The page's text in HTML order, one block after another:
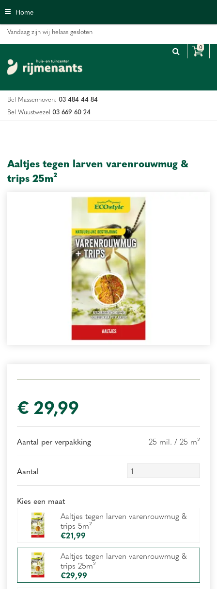
n
n
n
Home
Vandaag zijn wij helaas gesloten
Bel Massenhoven: 03 484 44 84
Bel Wuustwezel 03 669 60 24
Aaltjes tegen larven varenrouwmug &
trips 25m²
€ 29,99
Aantal per verpakking 25 mil. / 25 m²
Aantal
Kies een maat
Aaltjes tegen larven varenrouwmug &
trips 5m²
€21,99
Aaltjes tegen larven varenrouwmug &
trips 25m²
€29,99